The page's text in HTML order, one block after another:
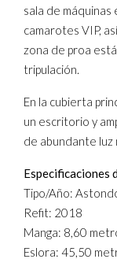
sala de máquinas
camarotes VIP,
zona de proa
tripulación.
En la cubierta
un escritorio y
de abundante
Especificaciones
Tipo/Año:
Refit: 2018
Manga: 8,60
Eslora: 45,50